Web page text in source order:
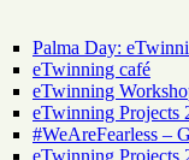
Palma Day:
eTwinning café
eTwinning
eTwinning Projects
#WeAreFearless –